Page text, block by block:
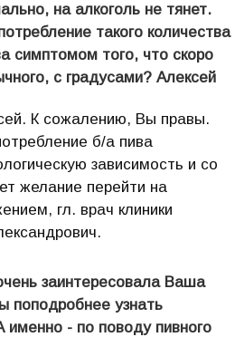
на алкоголь не тянет.
такого количества
симптомом того, что скоро
с градусами? Алексей
К сожалению, Вы правы.
б/а пива
зависимость и со
желание перейти на
гл. врач клиники
заинтересовала Ваша
поподробнее узнать
именно - по поводу пивного